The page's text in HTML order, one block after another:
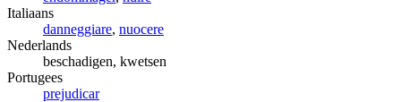
Italiaans
danneggiare, nuocere
Nederlands
beschadigen, kwetsen
Portugees
prejudicar